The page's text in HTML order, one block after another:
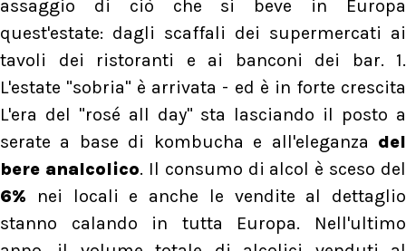
assaggio di ciò che si beve in Europa
quest'estate: dagli scaffali dei supermercati ai
tavoli dei ristoranti e ai banconi dei bar. 1.
L'estate "sobria" è arrivata - ed è in forte crescita
L'era del "rosé all day" sta lasciando il posto a
serate a base di kombucha e all'eleganza del
bere analcolico. Il consumo di alcol è sceso del
6% nei locali e anche le vendite al dettaglio
stanno calando in tutta Europa. Nell'ultimo